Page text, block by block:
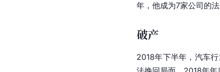
年，他成为7家公司的
破产
2018年下半年，汽车